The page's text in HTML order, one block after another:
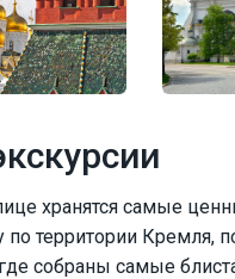
хранятся самые
территории Кремля,
собраны самые